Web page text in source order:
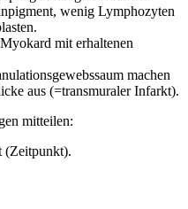
wenig Lymphozyten
mit erhaltenen
machen
aus (=transmuraler Infarkt).
mitteilen:
(Zeitpunkt).